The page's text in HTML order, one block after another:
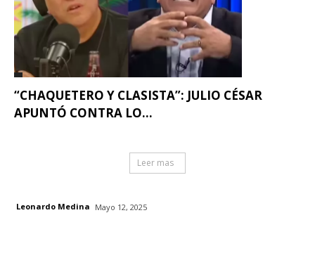
“CHAQUETERO Y CLASISTA”: JULIO CÉSAR
APUNTÓ CONTRA LO...
Leer mas
Leonardo Medina Mayo 12, 2025